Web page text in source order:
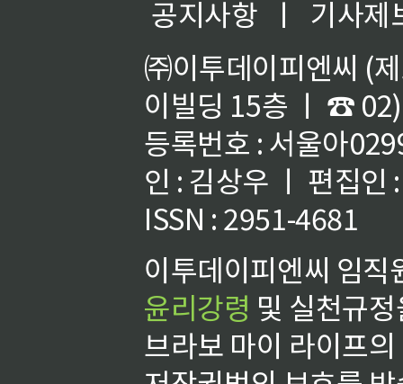
공지사항
ㅣ
기사제
㈜이투데이피엔씨 (
이빌딩 15층 ㅣ ☎
등록번호 : 서울아
인 : 김상우 ㅣ 편집인
ISSN : 2951-4681
이투데이피엔씨 임
윤리강령 및 실천규
브라보 마이 라이프